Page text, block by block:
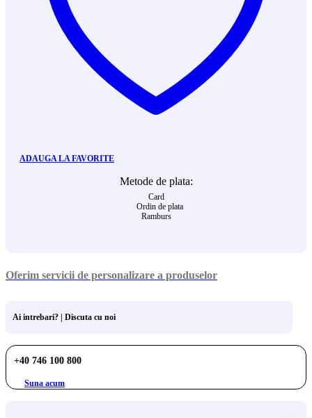
ADAUGA LA FAVORITE
Metode de plata:
Card
Ordin de plata
Ramburs
Oferim servicii de personalizare a produselor
Ai intrebari? | Discuta cu noi
+40 746 100 800
Suna acum